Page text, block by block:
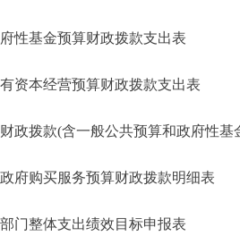
基金预算财政拨款支出表
本经营预算财政拨款支出表
拨款(含一般公共预算和政府性基
购买服务预算财政拨款明细表
整体支出绩效目标申报表